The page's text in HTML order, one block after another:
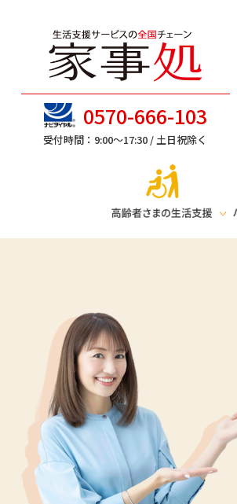
0570-666-103
受付時間：9:00～17:30 / 土日祝除く